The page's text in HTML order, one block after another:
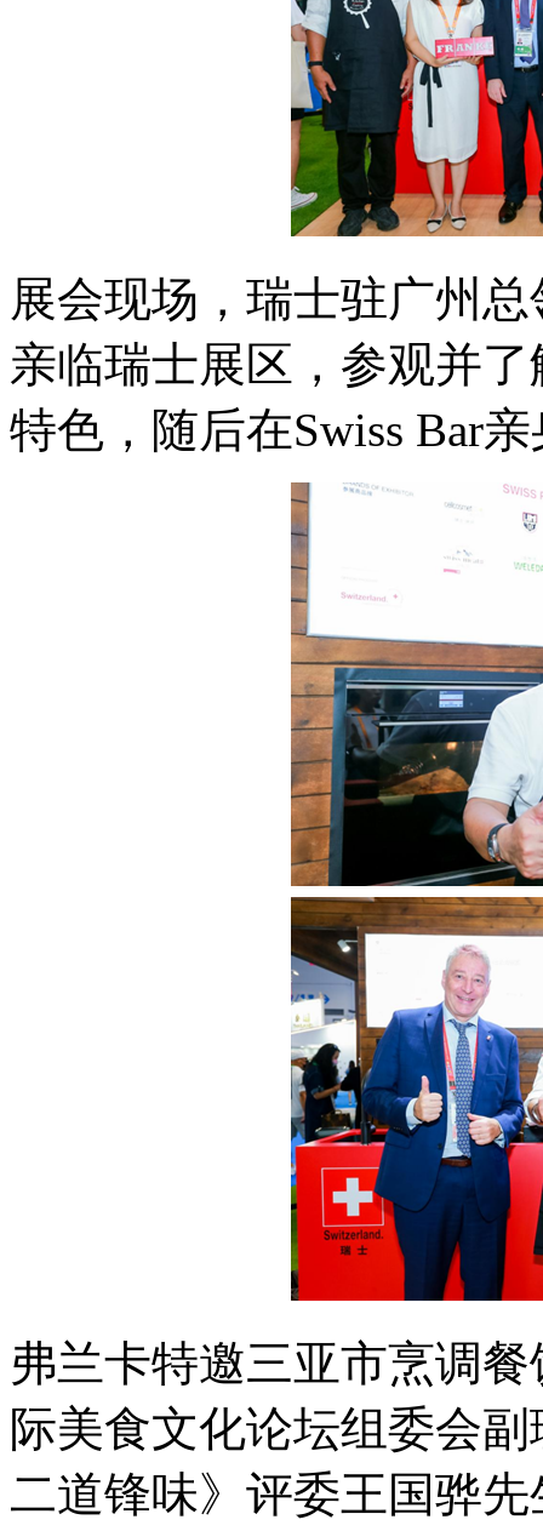
展会现场，瑞士驻广州
亲临瑞士展区，参观并
特色，随后在Swiss Bar
弗兰卡特邀三亚市烹调
际美食文化论坛组委会
二道锋味》评委王国骅